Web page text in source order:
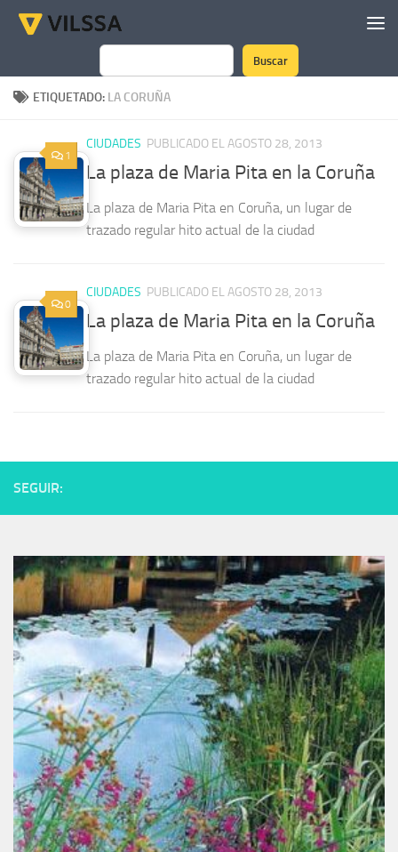
Saltar al contenido
Buscar
Buscar
ETIQUETADO: LA CORUÑA
1
CIUDADES PUBLICADO EL AGOSTO 28, 2013
La plaza de Maria Pita en la Coruña
La plaza de Maria Pita en Coruña, un lugar de
trazado regular hito actual de la ciudad
0
CIUDADES PUBLICADO EL AGOSTO 28, 2013
La plaza de Maria Pita en la Coruña
La plaza de Maria Pita en Coruña, un lugar de
trazado regular hito actual de la ciudad
SEGUIR: